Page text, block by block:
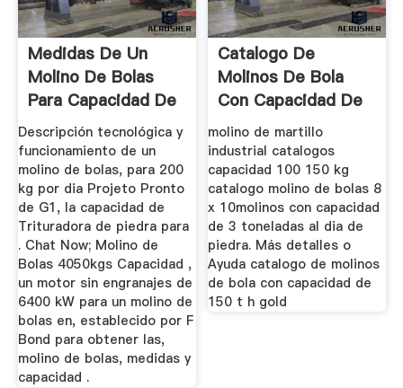
Medidas De Un
Molino De Bolas
Para Capacidad De
Tm Por Dia
Descripción tecnológica y
funcionamiento de un
molino de bolas, para 200
kg por dia Projeto Pronto
de G1, la capacidad de
Trituradora de piedra para
. Chat Now; Molino de
Bolas 4050kgs Capacidad ,
un motor sin engranajes de
6400 kW para un molino de
bolas en, establecido por F
Bond para obtener las,
molino de bolas, medidas y
capacidad .
Catalogo De
Molinos De Bola
Con Capacidad De
150 T H ...
molino de martillo
industrial catalogos
capacidad 100 150 kg
catalogo molino de bolas 8
x 10molinos con capacidad
de 3 toneladas al dia de
piedra. Más detalles o
Ayuda catalogo de molinos
de bola con capacidad de
150 t h gold